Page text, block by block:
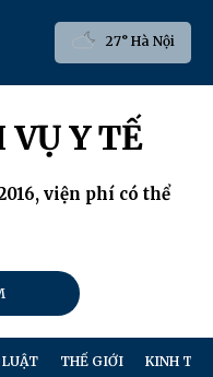
27° Hà Nội
VỤ Y TẾ
viện phí có thể
LUẬT THẾ GIỚI KINH TẾ